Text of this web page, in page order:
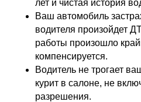
лет и чистая история
Ваш автомобиль
водителя произойдет
работы произошло
компенсируется.
Водитель не трогает
курит в салоне, не
разрешения.